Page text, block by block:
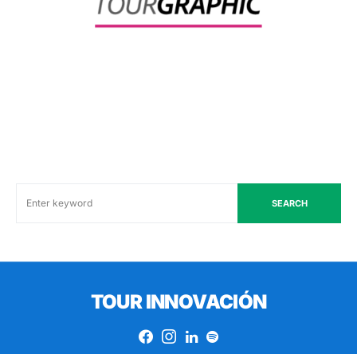
SEARCH
TOUR INNOVACIÓN